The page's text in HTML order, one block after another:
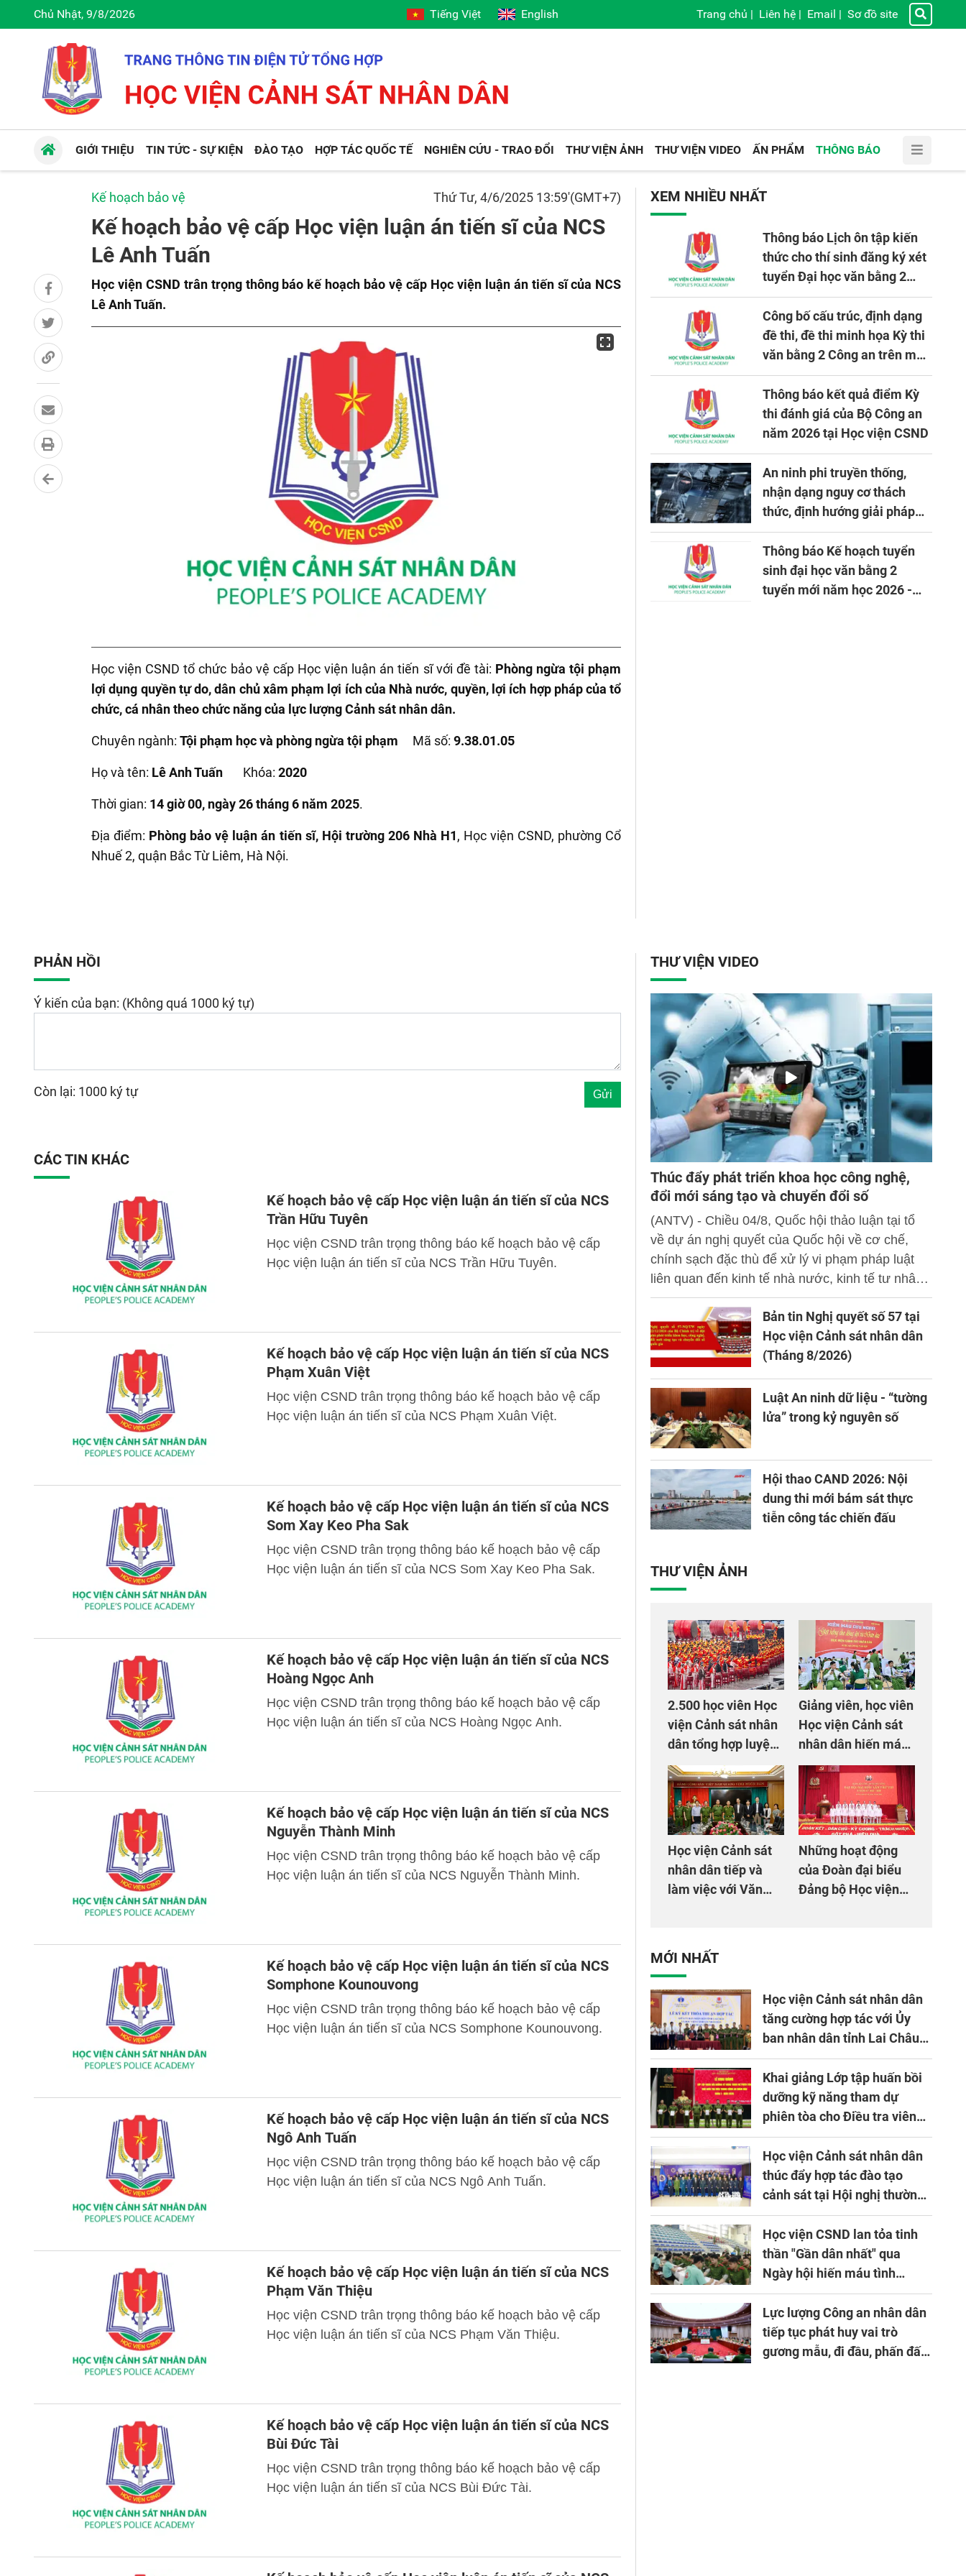
Chủ Nhật, 9/8/2026 Tiếng Việt English Trang chủ | Liên hệ | Email | Sơ đồ site
GIỚI THIỆU TIN TỨC - SỰ KIỆN ĐÀO TẠO HỢP TÁC QUỐC TẾ NGHIÊN CỨU - TRAO ĐỔI THƯ VIỆN ẢNH THƯ VIỆN VIDEO ẤN PHẨM THÔNG BÁO
Kế hoạch bảo vệ Thứ Tư, 4/6/2025 13:59'(GMT+7)
Kế hoạch bảo vệ cấp Học viện luận án tiến sĩ của NCS
Lê Anh Tuấn
Học viện CSND trân trọng thông báo kế hoạch bảo vệ cấp Học viện luận án tiến sĩ của NCS
Lê Anh Tuấn.
Học viện CSND tổ chức bảo vệ cấp Học viện luận án tiến sĩ với đề tài: Phòng ngừa tội phạm
lợi dụng quyền tự do, dân chủ xâm phạm lợi ích của Nhà nước, quyền, lợi ích hợp pháp của tổ
chức, cá nhân theo chức năng của lực lượng Cảnh sát nhân dân.
Chuyên ngành: Tội phạm học và phòng ngừa tội phạm Mã số: 9.38.01.05
Họ và tên: LêAnh Tuấn Khóa: 2020
Thời gian: 14 giờ 00, ngày26tháng6 năm 2025.
Địa điểm: Phòng bảo vệ luận án tiến sĩ, Hội trường 206 Nhà H1, Học viện CSND, phường Cổ
Nhuế 2, quận Bắc Từ Liêm, Hà Nội.
XEM NHIỀU NHẤT
Thông báo Lịch ôn tập kiến
thức cho thí sinh đăng ký xét
tuyển Đại học văn bằng 2
tuyển mới, mở tại Học viện
CSND năm học 2026 - 2027
Công bố cấu trúc, định dạng
đề thi, đề thi minh họa Kỳ thi
văn bằng 2 Công an trên máy
tính
Thông báo kết quả điểm Kỳ
thi đánh giá của Bộ Công an
năm 2026 tại Học viện CSND
An ninh phi truyền thống,
nhận dạng nguy cơ thách
thức, định hướng giải pháp
đảm bảo an ninh quốc gia
trong tình hình hiện nay
Thông báo Kế hoạch tuyển
sinh đại học văn bằng 2
tuyển mới năm học 2026 -
PHẢN HỒI
Ý kiến của bạn: (Không quá 1000 ký tự)
Còn lại: 1000 ký tự
CÁC TIN KHÁC
Kế hoạch bảo vệ cấp Học viện luận án tiến sĩ của NCS
Trần Hữu Tuyên
Học viện CSND trân trọng thông báo kế hoạch bảo vệ cấp
Học viện luận án tiến sĩ của NCS Trần Hữu Tuyên.
Kế hoạch bảo vệ cấp Học viện luận án tiến sĩ của NCS
Phạm Xuân Việt
Học viện CSND trân trọng thông báo kế hoạch bảo vệ cấp
Học viện luận án tiến sĩ của NCS Phạm Xuân Việt.
Kế hoạch bảo vệ cấp Học viện luận án tiến sĩ của NCS
Som Xay Keo Pha Sak
Học viện CSND trân trọng thông báo kế hoạch bảo vệ cấp
Học viện luận án tiến sĩ của NCS Som Xay Keo Pha Sak.
Kế hoạch bảo vệ cấp Học viện luận án tiến sĩ của NCS
Hoàng Ngọc Anh
Học viện CSND trân trọng thông báo kế hoạch bảo vệ cấp
Học viện luận án tiến sĩ của NCS Hoàng Ngọc Anh.
Kế hoạch bảo vệ cấp Học viện luận án tiến sĩ của NCS
Nguyễn Thành Minh
Học viện CSND trân trọng thông báo kế hoạch bảo vệ cấp
Học viện luận án tiến sĩ của NCS Nguyễn Thành Minh.
Kế hoạch bảo vệ cấp Học viện luận án tiến sĩ của NCS
Somphone Kounouvong
Học viện CSND trân trọng thông báo kế hoạch bảo vệ cấp
Học viện luận án tiến sĩ của NCS Somphone Kounouvong.
Kế hoạch bảo vệ cấp Học viện luận án tiến sĩ của NCS
Ngô Anh Tuấn
Học viện CSND trân trọng thông báo kế hoạch bảo vệ cấp
Học viện luận án tiến sĩ của NCS Ngô Anh Tuấn.
Kế hoạch bảo vệ cấp Học viện luận án tiến sĩ của NCS
Phạm Văn Thiệu
Học viện CSND trân trọng thông báo kế hoạch bảo vệ cấp
Học viện luận án tiến sĩ của NCS Phạm Văn Thiệu.
Kế hoạch bảo vệ cấp Học viện luận án tiến sĩ của NCS
Bùi Đức Tài
Học viện CSND trân trọng thông báo kế hoạch bảo vệ cấp
Học viện luận án tiến sĩ của NCS Bùi Đức Tài.
THƯ VIỆN VIDEO
Thúc đẩy phát triển khoa học công nghệ,
đổi mới sáng tạo và chuyển đổi số
(ANTV) - Chiều 04/8, Quốc hội thảo luận tại tổ
về dự án nghị quyết của Quốc hội về cơ chế,
chính sạch đặc thù để xử lý vi phạm pháp luật
liên quan đến kinh tế nhà nước, kinh tế tư nhân
và ứng dụng khoa học công nghệ, đổi mới sáng
tạo và chuyển đổi số.Bản tin Nghị quyết số 57 tại
Học viện Cảnh sát nhân dân
(Tháng 8/2026)
Luật An ninh dữ liệu - “tường
lửa” trong kỷ nguyên số
Hội thao CAND 2026: Nội
dung thi mới bám sát thực
tiễn công tác chiến đấu
THƯ VIỆN ẢNH
2.500 học viên Học
viện Cảnh sát nhân
dân tổng hợp luyện
màn Trống hội chào
mừng Đại hội Đảng
Giảng viên, học viên
Học viện Cảnh sát
nhân dân hiến máu
giúp dân và đồng
đội
Học viện Cảnh sát
nhân dân tiếp và
làm việc với Văn
Bản tại Việt Nam
Những hoạt động
của Đoàn đại biểu
Đảng bộ Học viện
- 2030
MỚI NHẤT
Học viện Cảnh sát nhân dân
tăng cường hợp tác với Ủy
ban nhân dân tỉnh Lai Châu
về ứng dụng khoa học công
nghệ trong lĩnh vực đấu tranh
phòng, chống tội phạm
Khai giảng Lớp tập huấn bồi
dưỡng kỹ năng tham dự
phiên tòa cho Điều tra viên
khóa 1 năm 2026
Học viện Cảnh sát nhân dân
thúc đẩy hợp tác đào tạo
cảnh sát tại Hội nghị thường
niên lần thứ 10 của Hiệp hội
APTA
Học viện CSND lan tỏa tinh
thần "Gần dân nhất" qua
Ngày hội hiến máu tình
nguyện
Lực lượng Công an nhân dân
tiếp tục phát huy vai trò
gương mẫu, đi đầu, phấn đấu